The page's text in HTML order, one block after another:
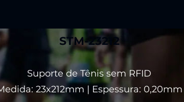
STM-23212
Suporte de Tênis sem RFID
23x212mm | Espessura: 0,20mm